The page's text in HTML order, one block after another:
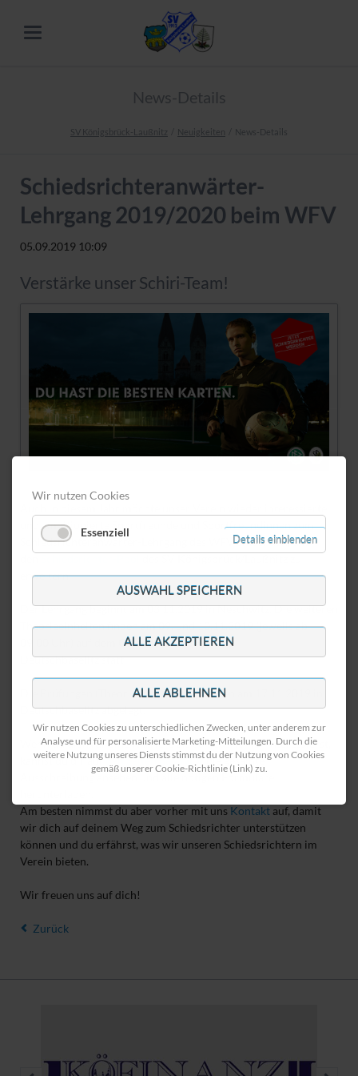
News-Details
SV Königsbrück-Laußnitz Neuigkeiten News-Details
Schiedsrichteranwärter-
Lehrgang 2019/2020 beim WFV
05.09.2019 10:09
Verstärke unser Schiri-Team!
und ambitionierte Sportfreunde und Sportfreundinnen zum
Schiedsrichteranwärter-Lehrgang des WFV entsenden, um
erweitern.
Der Lehrgang beginnt am 03.11.2019 in Neschwitz. Die weiteren
Theorieeinheiten finden am 09. und 10.11.2019 (jeweils ab
09:00 Uhr) auf dem Gelände des SV Aufbau
Deutschbaselitz statt.
Die Prüfungen (Theorie und Praxis) werden am 17.11.2019 in
Deutschbaselitz abgelegt.
Wenn du dich für eine Karriere als Schiedsrichter interessierst,
kannst du dir aufden Seiten des WFVdie gesamte
Ausschreibung ansehen und alle nötigen Formulare
Am besten nimmst du aber vorher mit uns Kontaktauf, damit
wir dich auf deinem Weg zum Schiedsrichter unterstützen
können und du erfährst, was wir unseren Schiedsrichtern im
Verein bieten.
Wir freuen uns auf dich!
Zurück
Wir nutzen Cookies
Essenziell
Details einblenden
AUSWAHL SPEICHERN
ALLE AKZEPTIEREN
ALLE ABLEHNEN
Wir nutzen Cookies zu unterschiedlichen Zwecken, unter anderem zur
Analyse und für personalisierte Marketing-Mitteilungen. Durch die
weitere Nutzung unseres Diensts stimmst du der Nutzung von Cookies
gemäß unserer Cookie-Richtlinie (Link) zu.